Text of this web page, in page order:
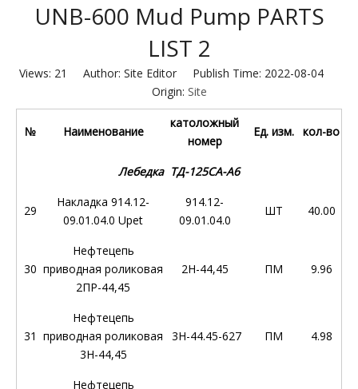
UNB-600 Mud Pump PARTS
LIST 2
Views: 21
Author: Site Editor Publish Time: 2022-08-04
Origin: Site
№ Наименование
католожный
номер
Ед. изм. кол-во
Лебедка ТД-125СА-А6
29
Накладка 914.12-
09.01.04.0 Upet
914.12-
09.01.04.0
ШТ 40.00
30
Нефтецепь
приводная роликовая
2ПР-44,45
2Н-44,45 ПМ 9.96
31
Нефтецепь
приводная роликовая
3Н-44,45
3Н-44.45-627 ПМ 4.98
Нефтецепь